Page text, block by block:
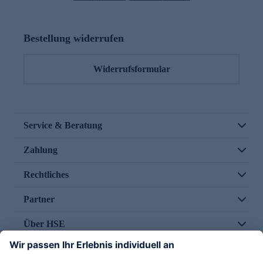
Bestellung widerrufen
Widerrufsformular
Service & Beratung
Zahlung
Rechtliches
Partner
Über HSE
Im TV